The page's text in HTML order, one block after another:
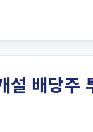
설 배당주